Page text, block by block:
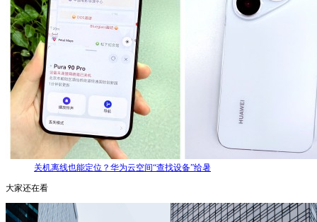
关机离线也能定位？华为云空间“查找设备”给暑
大家还在看